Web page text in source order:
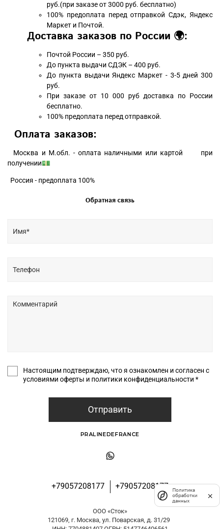
руб.(при заказе от 3000 руб. бесплатно)
100% предоплата перед отправкой Сдэк, Яндекс
Маркет и Почтой.
Доставка заказов по России 🌍:
Почтой России – 350 руб.
До пункта выдачи СДЭК – 400 руб.
До пункта выдачи Яндекс Маркет - 3-5 дней 300
руб.
При заказе от 10 000 руб доставка по России
бесплатно.
100% предоплата перед отправкой.
Оплата заказов:
Москва и М.обл. - оплата наличными или картой при
получении💵
Россия - предоплата 100%
Обратная связь
Настоящим подтверждаю, что я ознакомлен и согласен с
условиями оферты и политики конфиденциальности *
Отправить
+79057208177 +79057208177
PRALINEDEFRANCE
ООО «Сток»
121069, г. Москва, ул. Поварская, д. 31/29
Политика
обработки
данных